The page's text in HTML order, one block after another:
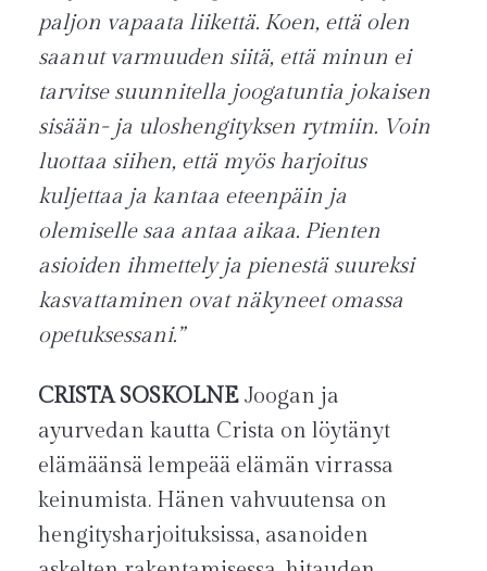
paljon vapaata liikettä. Koen, että olen
saanut varmuuden siitä, että minun ei
tarvitse suunnitella joogatuntia jokaisen
sisään- ja uloshengityksen rytmiin. Voin
luottaa siihen, että myös harjoitus
kuljettaa ja kantaa eteenpäin ja
olemiselle saa antaa aikaa. Pienten
asioiden ihmettely ja pienestä suureksi
kasvattaminen ovat näkyneet omassa
opetuksessani.”
CRISTA SOSKOLNE Joogan ja
ayurvedan kautta Crista on löytänyt
elämäänsä lempeää elämän virrassa
keinumista. Hänen vahvuutensa on
hengitysharjoituksissa, asanoiden